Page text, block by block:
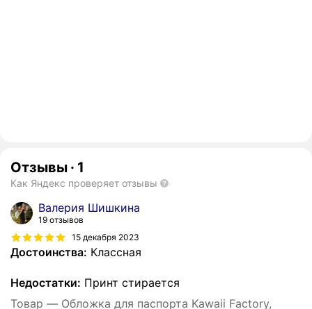
Отзывы · 1
Как Яндекс проверяет отзывы
Валерия Шишкина
19 отзывов
15 декабря 2023
Достоинства: Классная
Недостатки: Принт стирается
Товар — Обложка для паспорта Kawaii Factory,